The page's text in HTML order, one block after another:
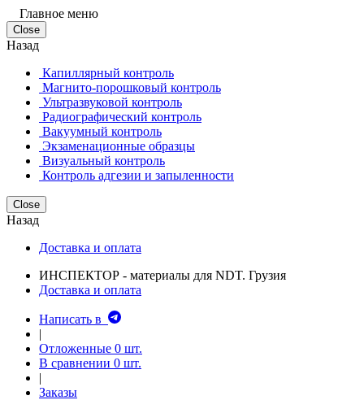
Главное меню
Close
Назад
Капиллярный контроль
Магнито-порошковый контроль
Ультразвуковой контроль
Радиографический контроль
Вакуумный контроль
Экзаменационные образцы
Визуальный контроль
Контроль адгезии и запыленности
Close
Назад
Доставка и оплата
ИНСПЕКТОР - материалы для NDT. Грузия
Доставка и оплата
Написать в
|
Отложенные 0 шт.
В сравнении 0 шт.
|
Заказы